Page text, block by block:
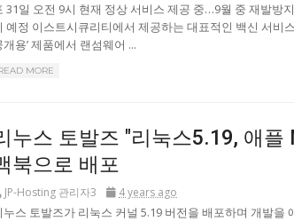
31일 오전 9시 현재 정상 서비스 제공 중…9월 중 재발방
예정 이스트시큐리티에서 제공하는 대표적인 백신 서비
개용’ 제품에서 랜섬웨어 ...
MORE
누스 토발즈 "리눅스5.19, 애플
북으로 배포
JP-Hosting 관리자3 4 years ago
누스 토발즈가 리눅스 커널 5.19 버전을 배포하며 개발을